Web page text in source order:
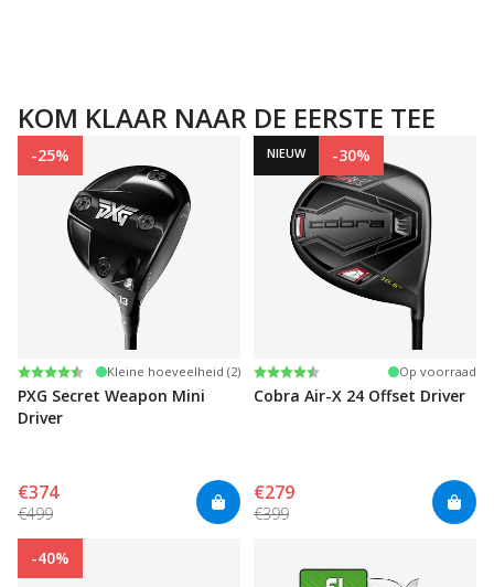
KOM KLAAR NAAR DE EERSTE TEE
-25%
Beoordeling:
4.5 uit 5 sterrenKleine hoeveelheid (2)
PXG Secret Weapon Mini
Driver
€374
€499
NIEUW -30%
Beoordeling:
4.8 uit 5 sterren Op voorraad
Cobra Air-X 24 Offset Driver
€279
€399
-40%